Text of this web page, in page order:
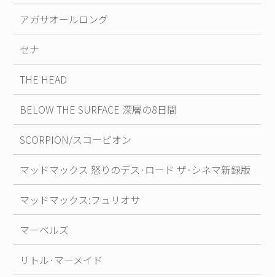
アガサオールロング
セナ
THE HEAD
BELOW THE SURFACE 深層の8日間
SCORPION/スコーピオン
マッドマックス 怒りのデス·ロード ザ·シネマ新録版
マッドマックス:フュリオサ
マーベルズ
リトル·マーメイド